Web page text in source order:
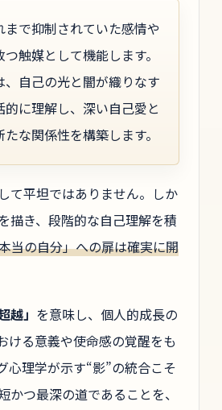
まで抑制されていた感情や
触媒として機能します。
、自己の光と闇が織りなす
に理解し、深い自己愛と
な関係性を構築します。
て平坦ではありません。しか
描き、段階的な自己理解を積
当の自分」への扉は確実に開
越」 を意味し、個人的成長の
ける意義や使命感の覚醒をも
心理学が示す“影”の統合こそ
かつ最深の道であることを、